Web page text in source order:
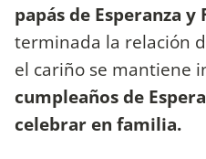
papás de Esperanza y
terminada la relación
el cariño se mantiene
cumpleaños de
celebrar en familia.